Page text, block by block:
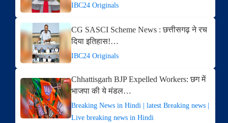
IBC24 Originals
CG SASCI Scheme News : छत्तीसगढ़ ने रच
दिया इतिहास!…
IBC24 Originals
Chhattisgarh BJP Expelled Workers: छग में
भाजपा की ये मंडल…
Breaking News in Hindi | latest Breaking news |
Live breaking news in Hindi